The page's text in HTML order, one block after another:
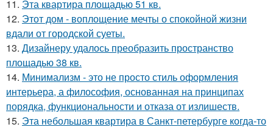
11. Эта квартира площадью 51 кв.
12. Этот дом - воплощение мечты о спокойной жизни
вдали от городской суеты.
13. Дизайнеру удалось преобразить пространство
площадью 38 кв.
14. Минимализм - это не просто стиль оформления
интерьера, а философия, основанная на принципах
порядка, функциональности и отказа от излишеств.
15. Эта небольшая квартира в Санкт-петербурге когда-то